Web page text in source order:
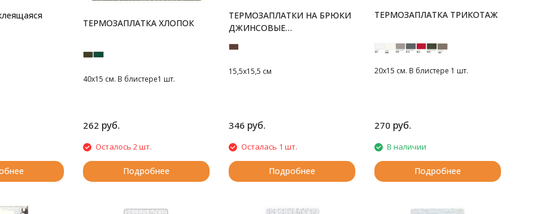
ТЕРМОЗАПЛАТКА ХЛОПОК
40х15 см. В блистере1 шт.
262 руб.
Осталось 2 шт.
Подробнее
ТЕРМОЗАПЛАТКИ НА БРЮКИ
ДЖИНСОВЫЕ
15,5x15,5 см
346 руб.
Осталась 1 шт.
Подробнее
ТЕРМОЗАПЛАТКА ТРИКОТАЖ
20х15 см. В блистере 1 шт.
270 руб.
В наличии
Подробнее